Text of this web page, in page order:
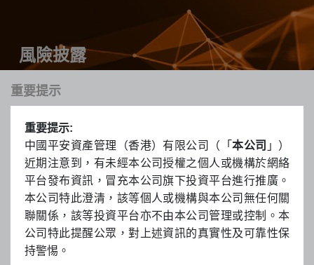
風險披露
風險披露
本網站所載信息爲一般信息，並不構成專業意見或建議。建議瀏覽
本網站的人士應獲取獨立的專業意見。
投資有一定風險。單位或股份價格及其收入可能下跌，亦可能上
升，而過往表現並不代表未來表現的指引。中國平安資產管理(香港)
有限公司(「中國平安資產管理(香港)」)不保證其所管理的基金的表
現。
重要提示
重要提示:
中國平安資產管理（香港）有限公司（「本公司 」）
近期注意到，有未經本公司授權之個人或機構於網絡
平台發布資訊，冒充本公司旗下投資平台進行推廣。
本公司特此澄清，該等個人或機構與本公司無任何關
聯關係，該等投資平台亦不由本公司管理或控制。本
公司特此提醒公眾，對上述資訊的真實性及可靠性保
持警惕。